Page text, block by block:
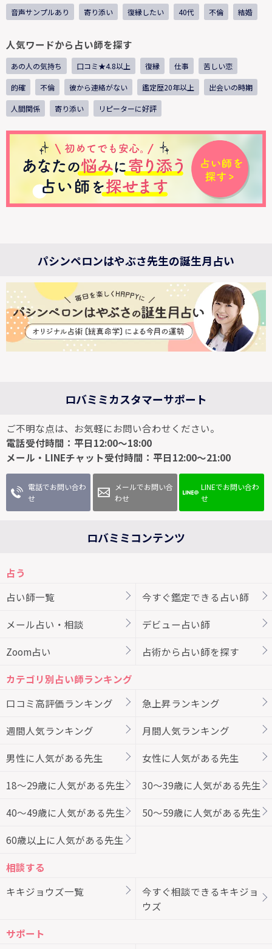
音声サンプルあり 寄り添い 復縁したい 40代 不倫 結婚
人気ワードから占い師を探す
あの人の気持ち 口コミ★4.8以上 復縁 仕事 苦しい恋
的確 不倫 彼から連絡がない 鑑定歴20年以上 出会いの時期
人間関係 寄り添い リピーターに好評
パシンペロンはやぶさ先生の誕生月占い
ロバミミカスタマーサポート
ご不明な点は、お気軽にお問い合わせください。
電話受付時間：平日12:00～18:00
メール・LINEチャット受付時間：平日12:00～21:00
電話でお問い合わ
せ
メールでお問い合
わせ
LINEでお問い合わ
せ
ロバミミコンテンツ
占う
占い師一覧
今すぐ鑑定できる占い師
メール占い・相談 デビュー占い師
Zoom占い 占術から占い師を探す
カテゴリ別占い師ランキング
口コミ高評価ランキング
急上昇ランキング
週間人気ランキング 月間人気ランキング
男性に人気がある先生 女性に人気がある先生
18～29歳に人気がある先生 30～39歳に人気がある先生
40～49歳に人気がある先生 50～59歳に人気がある先生
60歳以上に人気がある先生
相談する
キキジョウズ一覧
今すぐ相談できるキキジョ
ウズ
サポート